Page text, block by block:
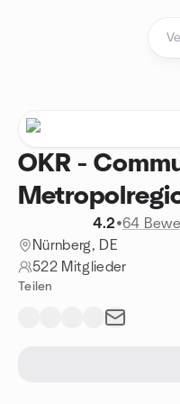
OKR -
4.2•64
Nürnberg, DE
522 Mitglieder
Teilen